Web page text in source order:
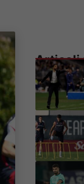
Articoli